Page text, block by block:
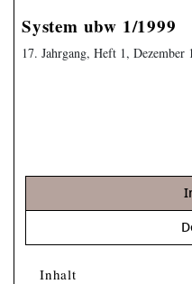
System ubw 1/1999
17. Jahrgang, Heft 1,
Inhalt